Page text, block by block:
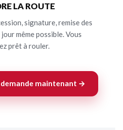
LA ROUTE
signature, remise des
même possible. Vous
prêt à rouler.
demande maintenant →